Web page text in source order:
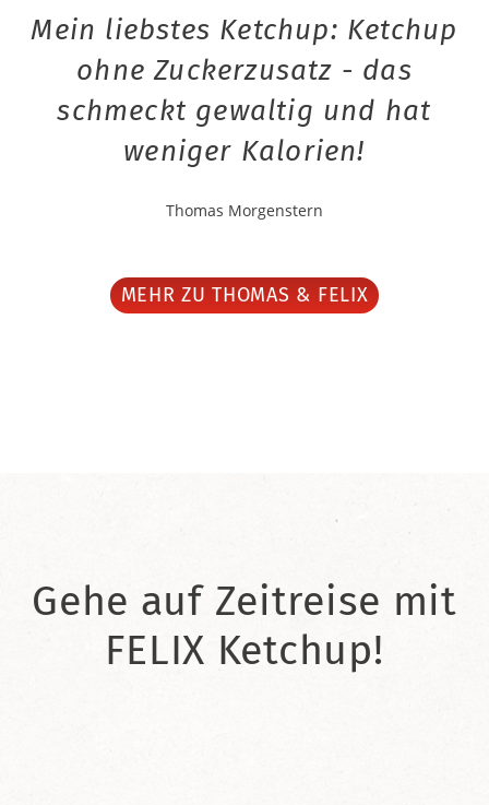
Mein liebstes Ketchup: Ketchup
ohne Zuckerzusatz - das
schmeckt gewaltig und hat
weniger Kalorien!
Thomas Morgenstern
MEHR ZU THOMAS & FELIX
Gehe auf Zeitreise mit
FELIX Ketchup!